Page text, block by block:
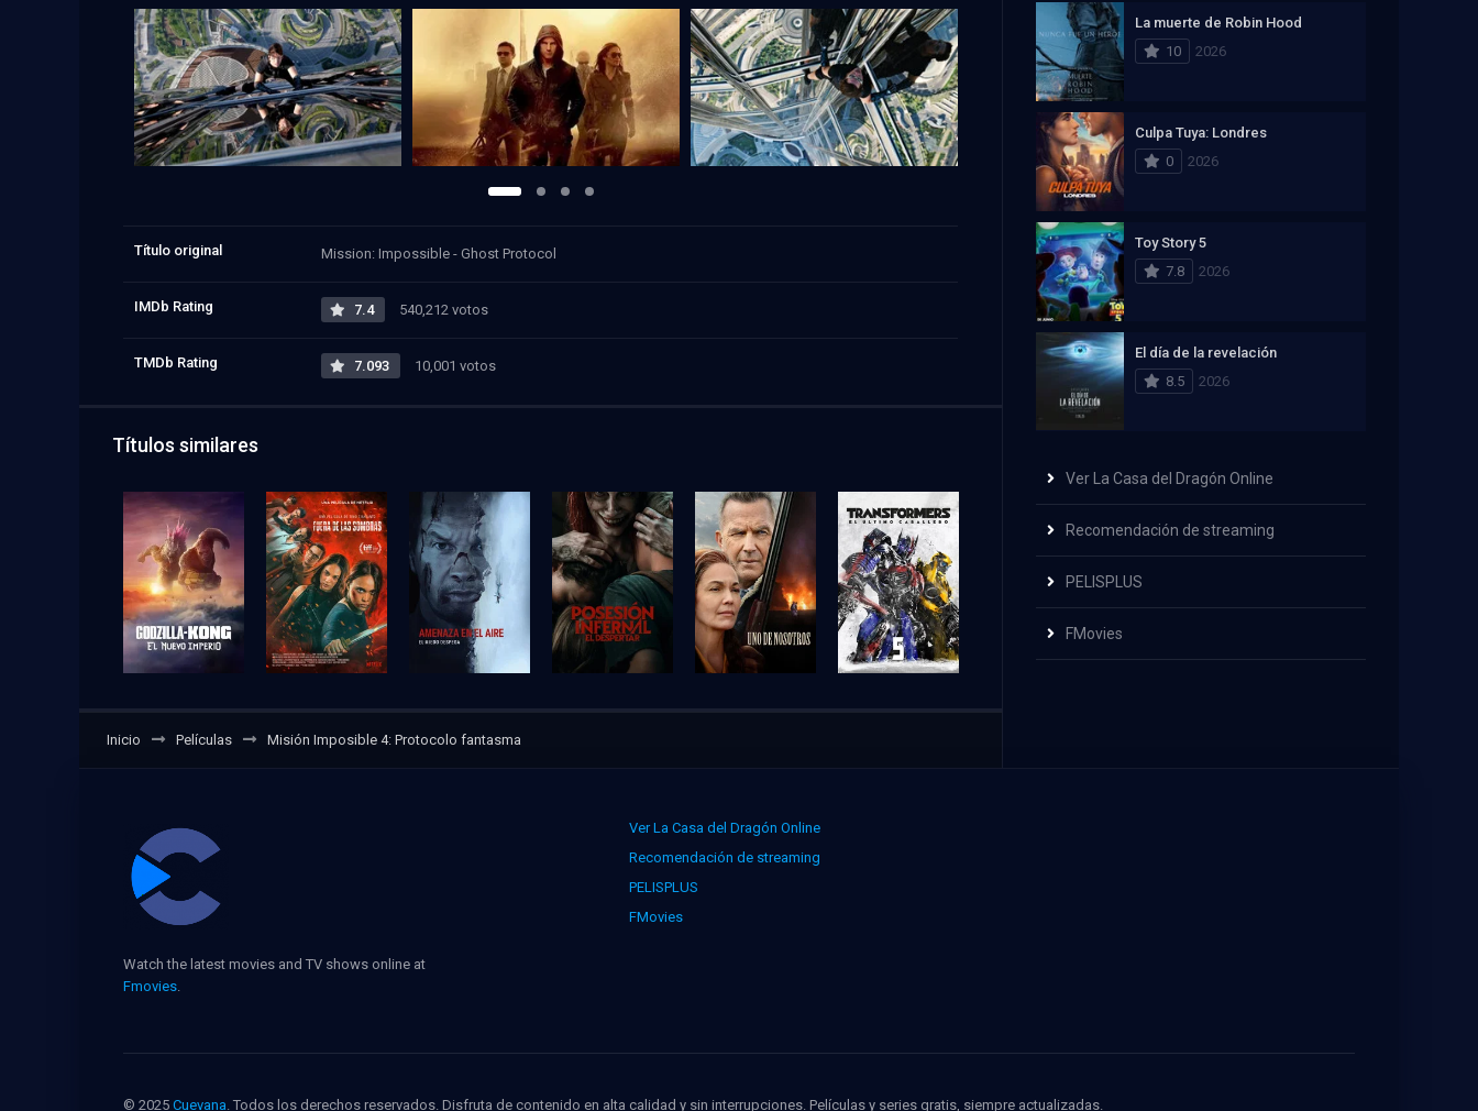
Título original Mission: Impossible - Ghost Protocol
IMDb Rating 7.4 540,212 votos
TMDb Rating 7.093 10,001 votos
Títulos similares
Inicio Películas Misión Imposible 4: Protocolo fantasma
La muerte de Robin Hood
10
2026
Culpa Tuya: Londres
0
2026
Toy Story 5
7.8
2026
El día de la revelación
8.5
2026
Ver La Casa del Dragón Online
Recomendación de streaming
PELISPLUS
FMovies
Ver La Casa del Dragón Online
Recomendación de streaming
PELISPLUS
FMovies
Watch the latest movies and TV shows online at
Fmovies
© 2025 Cuevana . Todos los derechos reservados. Disfruta de contenido en alta calidad y sin interrupciones. Películas y series gratis, siempre actualizadas.